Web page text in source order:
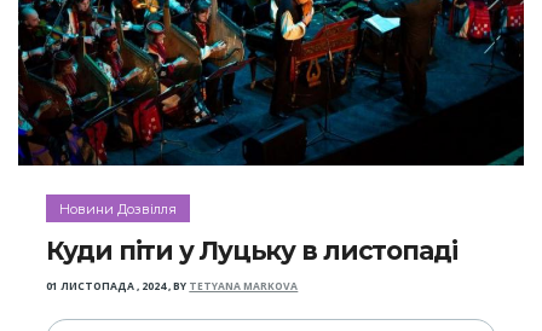
Новини Дозвілля
Куди піти у Луцьку в листопаді
01 ЛИСТОПАДА , 2024,BY TETYANA MARKOVA